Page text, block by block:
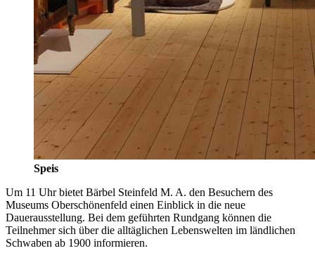
Speis
Um 11 Uhr bietet Bärbel Steinfeld M. A. den Besuchern des
Museums Oberschönenfeld einen Einblick in die neue
Dauerausstellung. Bei dem geführten Rundgang können die
Teilnehmer sich über die alltäglichen Lebenswelten im ländlichen
Schwaben ab 1900 informieren.